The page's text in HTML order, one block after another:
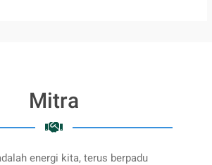
Mitra
energi kita, terus berpadu